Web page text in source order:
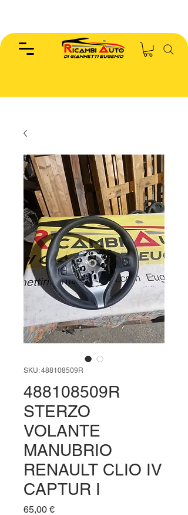
SKU: 488108509R
488108509R
STERZO
VOLANTE
MANUBRIO
RENAULT CLIO IV
CAPTUR I
65,00 €Prezzo